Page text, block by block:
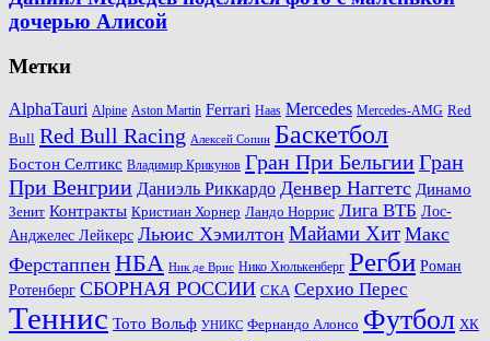
дочерью Алисой
Метки
AlphaTauri Alpine Aston Martin Ferrari Haas Mercedes Mercedes-AMG Red
Bull Red Bull Racing Алексей Сопин Баскетбол
Бостон Селтикс Владимир Крикунов Гран При БельгииГран
При Венгрии Даниэль Риккардо Денвер Наггетс Динамо
Зенит Контракты Кристиан Хорнер Ландо Норрис Лига ВТБ Лос-
Анджелес Лейкерс Льюис Хэмилтон Майами Хит Макс
Ферстаппен НБА Ник де Врис Нико Хюлькенберг Регби Роман
Ротенберг СБОРНАЯ РОССИИ СКА Серхио Перес
Теннис Тото Вольф УНИКС Фернандо Алонсо Футбол ХК